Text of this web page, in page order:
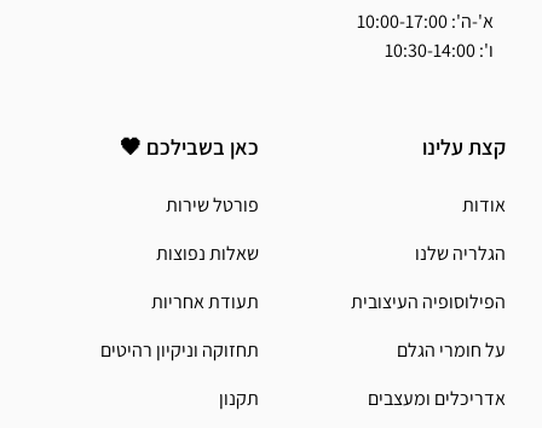
א'-ה': 10:00-17:00
ו': 10:30-14:00
קצת עלינו
אודות
הגלריה שלנו
הפילוסופיה העיצובית
על חומרי הגלם
אדריכלים ומעצבים
כאן בשבילכם 🖤
פורטל שירות
שאלות נפוצות
תעודת אחריות
תחזוקה וניקיון רהיטים
תקנון